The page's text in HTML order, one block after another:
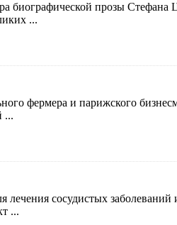
биографической прозы Стефана
...
фермера и парижского
...
сосудистых
...